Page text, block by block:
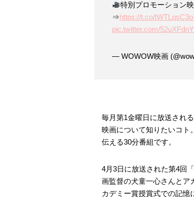
特別プロモーション
⇒https://t.co/
pic.twitter.com/
— WOWOW映画
毎月第1金曜日に放送され
映画について知りたいコト
伝える30分番組です。
4月3日に放送された第4回
画監督の犬童一心さんとア
カデミー賞授賞式での記憶